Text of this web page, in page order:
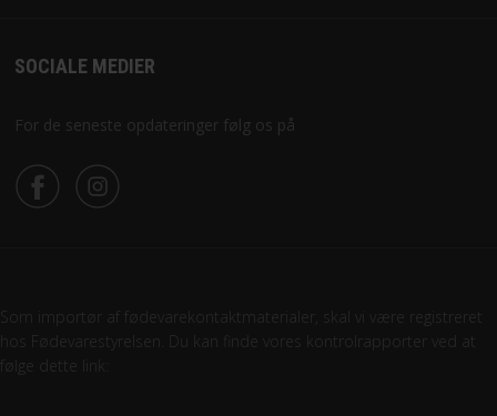
SOCIALE MEDIER
For de seneste opdateringer følg os på
Som importør af fødevarekontaktmaterialer, skal vi være registreret
hos Fødevarestyrelsen. Du kan finde vores kontrolrapporter ved at
følge dette link: